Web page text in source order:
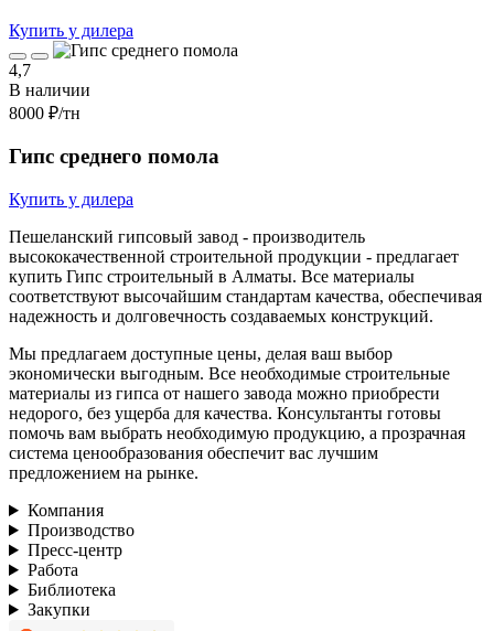
Купить у дилера
4,7
В наличии
8000 ₽/тн
Гипс среднего помола
Купить у дилера
Пешеланский гипсовый завод - производитель
высококачественной строительной продукции - предлагает
купить Гипс строительный в Алматы. Все материалы
соответствуют высочайшим стандартам качества, обеспечивая
надежность и долговечность создаваемых конструкций.
Мы предлагаем доступные цены, делая ваш выбор
экономически выгодным. Все необходимые строительные
материалы из гипса от нашего завода можно приобрести
недорого, без ущерба для качества. Консультанты готовы
помочь вам выбрать необходимую продукцию, а прозрачная
система ценообразования обеспечит вас лучшим
предложением на рынке.
Компания
Производство
Пресс-центр
Работа
Библиотека
Закупки